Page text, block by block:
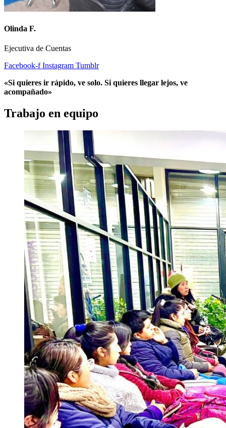
Olinda F.
Ejecutiva de Cuentas
Facebook-f Instagram Tumblr
«Si quieres ir rápido, ve solo. Si quieres llegar lejos, ve
acompañado»
Trabajo en equipo